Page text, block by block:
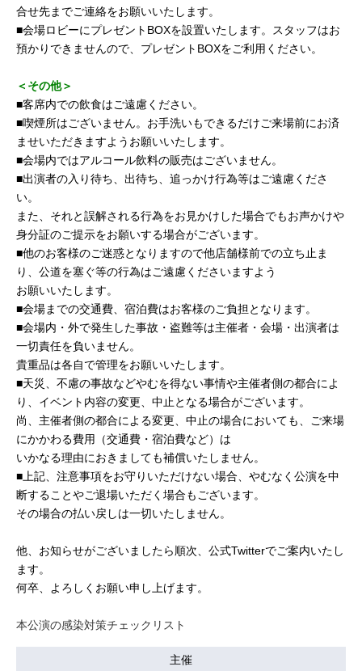
合せ先までご連絡をお願いいたします。
■会場ロビーにプレゼントBOXを設置いたします。スタッフはお
預かりできませんので、プレゼントBOXをご利用ください。
＜その他＞
■客席内での飲食はご遠慮ください。
■喫煙所はございません。お手洗いもできるだけご来場前にお済
ませいただきますようお願いいたします。
■会場内ではアルコール飲料の販売はございません。
■出演者の入り待ち、出待ち、追っかけ行為等はご遠慮くださ
い。
また、それと誤解される行為をお見かけした場合でもお声かけや
身分証のご提示をお願いする場合がございます。
■他のお客様のご迷惑となりますので他店舗様前での立ち止ま
り、公道を塞ぐ等の行為はご遠慮くださいますよう
お願いいたします。
■会場までの交通費、宿泊費はお客様のご負担となります。
■会場内・外で発生した事故・盗難等は主催者・会場・出演者は
一切責任を負いません。
貴重品は各自で管理をお願いいたします。
■天災、不慮の事故などやむを得ない事情や主催者側の都合によ
り、イベント内容の変更、中止となる場合がございます。
尚、主催者側の都合による変更、中止の場合においても、ご来場
にかかわる費用（交通費・宿泊費など）は
いかなる理由におきましても補償いたしません。
■上記、注意事項をお守りいただけない場合、やむなく公演を中
断することやご退場いただく場合もございます。
その場合の払い戻しは一切いたしません。
他、お知らせがございましたら順次、公式Twitterでご案内いたし
ます。
何卒、よろしくお願い申し上げます。
本公演の感染対策チェックリスト
主催